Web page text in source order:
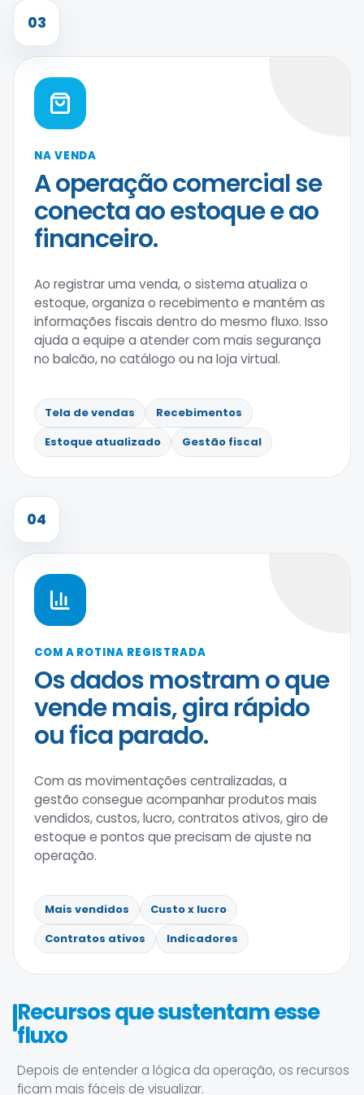
03
NA VENDA
A operação comercial se
conecta ao estoque e ao
financeiro.
Ao registrar uma venda, o sistema atualiza o
estoque, organiza o recebimento e mantém as
informações fiscais dentro do mesmo fluxo. Isso
ajuda a equipe a atender com mais segurança
no balcão, no catálogo ou na loja virtual.
Tela de vendas
Recebimentos
Estoque atualizado
Gestão fiscal
04
COM A ROTINA REGISTRADA
Os dados mostram o que
vende mais, gira rápido
ou fica parado.
Com as movimentações centralizadas, a
gestão consegue acompanhar produtos mais
vendidos, custos, lucro, contratos ativos, giro de
estoque e pontos que precisam de ajuste na
operação.
Mais vendidos
Custo x lucro
Contratos ativos
Indicadores
Recursos que sustentam esse
fluxo
Depois de entender a lógica da operação, os recursos
ficam mais fáceis de visualizar.